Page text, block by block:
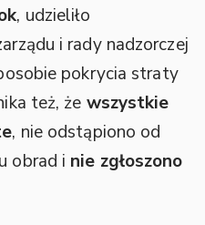
, udzieliło
i rady nadzorczej
pokrycia straty
też, że wszystkie
, nie odstąpiono od
obrad i nie zgłoszono